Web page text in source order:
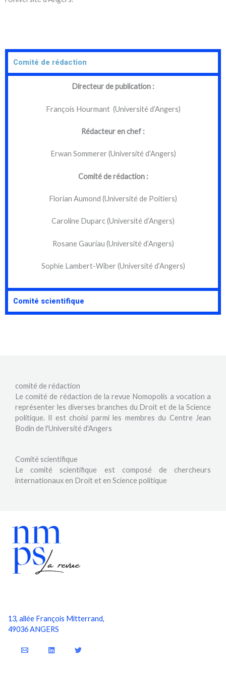
Comité de rédaction
Directeur de publication :
François Hourmant (Université d’Angers)
Rédacteur en chef :
Erwan Sommerer (Université d’Angers)
Comité de rédaction :
Florian Aumond (Université de Poitiers)
Caroline Duparc (Université d’Angers)
Rosane Gauriau (Université d’Angers)
Sophie Lambert-Wiber (Université d’Angers)
Comité scientifique
comité de rédaction
Le comité de rédaction de la revue Nomopolis a vocation a
représenter les diverses branches du Droit et de la Science
politique. Il est choisi parmi les membres du Centre Jean
Bodin de l'Université d'Angers
Comité scientifique
Le comité scientifique est composé de chercheurs
internationaux en Droit et en Science politique
13, allée François Mitterrand,
49036 ANGERS